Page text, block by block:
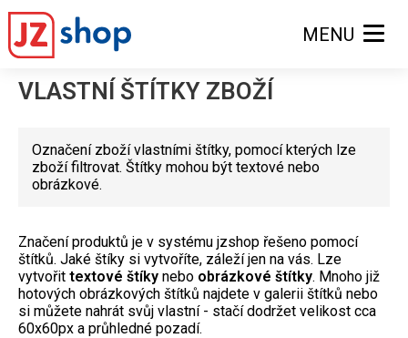
MENU
VLASTNÍ ŠTÍTKY ZBOŽÍ
Označení zboží vlastními štítky, pomocí kterých lze
zboží filtrovat. Štítky mohou být textové nebo
obrázkové.
Značení produktů je v systému jzshop řešeno pomocí
štítků. Jaké štíky si vytvoříte, záleží jen na vás. Lze
vytvořit textové štíky nebo obrázkové štítky. Mnoho již
hotových obrázkových štítků najdete v galerii štítků nebo
si můžete nahrát svůj vlastní - stačí dodržet velikost cca
60x60px a průhledné pozadí.